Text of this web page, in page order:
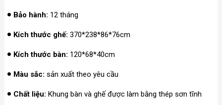
Bảo hành: 12 tháng
Kích thước ghế: 370*238*86*76cm
Kích thước bàn: 120*68*40cm
Màu sắc: sản xuất theo yêu cầu
Chất liệu: Khung bàn và ghế được làm bằng thép sơn tĩnh